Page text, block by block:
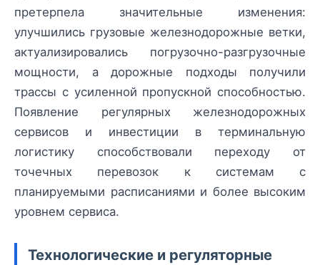
претерпела значительные изменения:
улучшились грузовые железнодорожные ветки,
актуализировались погрузочно-разгрузочные
мощности, а дорожные подходы получили
трассы с усиленной пропускной способностью.
Появление регулярных железнодорожных
сервисов и инвестиции в терминальную
логистику способствовали переходу от
точечных перевозок к системам с
планируемыми расписаниями и более высоким
уровнем сервиса.
Технологические и регуляторные